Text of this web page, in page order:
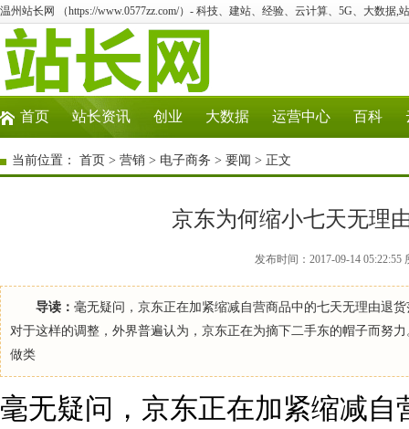
温州站长网 （https://www.0577zz.com/）- 科技、建站、经验、云计算、5G、大数据,
首页 站长资讯 创业 大数据 运营中心 百科
当前位置： 首页 > 营销 > 电子商务 > 要闻 > 正文
京东为何缩小七天无理
发布时间：2017-09-14
导读： 毫无疑问，京东正在加紧缩减自营商品中的七天无理由退
对于这样的调整，外界普遍认为，京东正在为摘下二手东的帽子而努
做类
毫无疑问，京东正在加紧缩减